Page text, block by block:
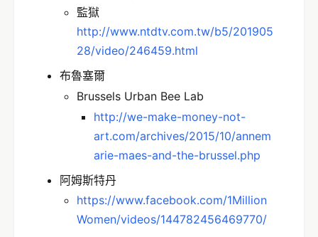
監獄
http://www.ntdtv.com.tw/b5/201905
28/video/246459.html
布魯塞爾
Brussels Urban Bee Lab
http://we-make-money-not-
art.com/archives/2015/10/annem
arie-maes-and-the-brussel.php
阿姆斯特丹
https://www.facebook.com/1Million
Women/videos/144782456469770/